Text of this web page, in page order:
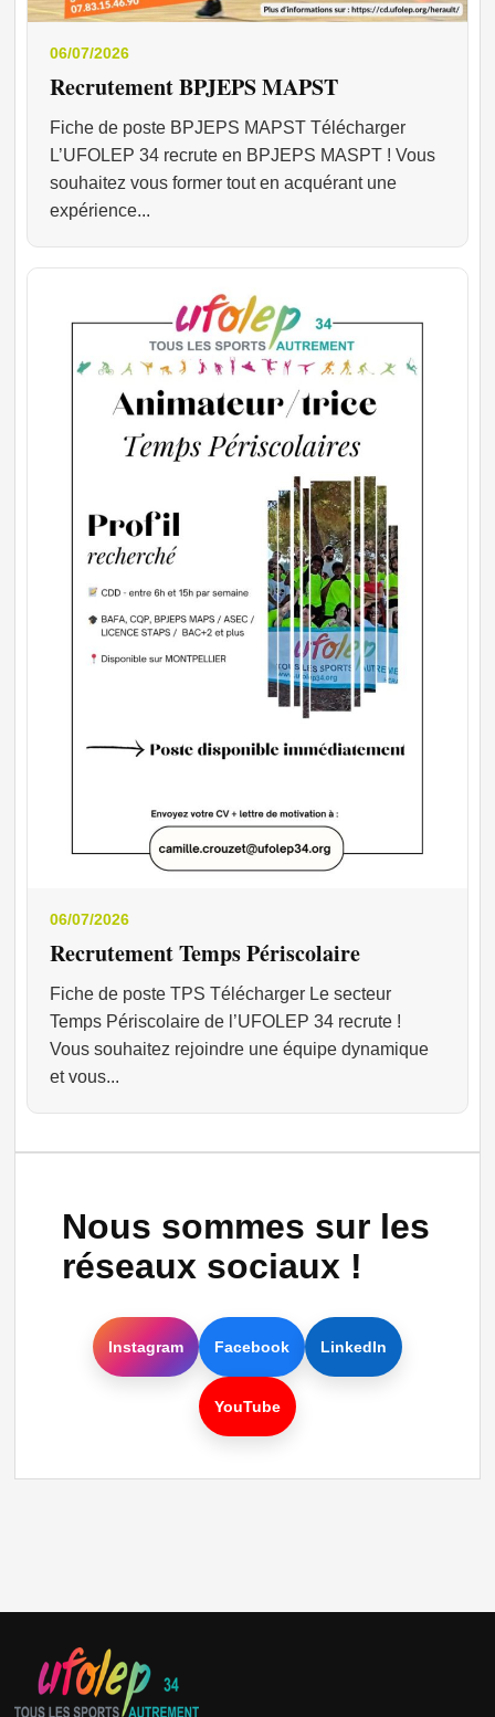
06/07/2026
Recrutement BPJEPS MAPST
Fiche de poste BPJEPS MAPST Télécharger
L’UFOLEP 34 recrute en BPJEPS MASPT ! Vous
souhaitez vous former tout en acquérant une
expérience...
06/07/2026
Recrutement Temps Périscolaire
Fiche de poste TPS Télécharger Le secteur
Temps Périscolaire de l’UFOLEP 34 recrute !
Vous souhaitez rejoindre une équipe dynamique
et vous...
Nous sommes sur les
réseaux sociaux !
Instagram Facebook LinkedIn
YouTube